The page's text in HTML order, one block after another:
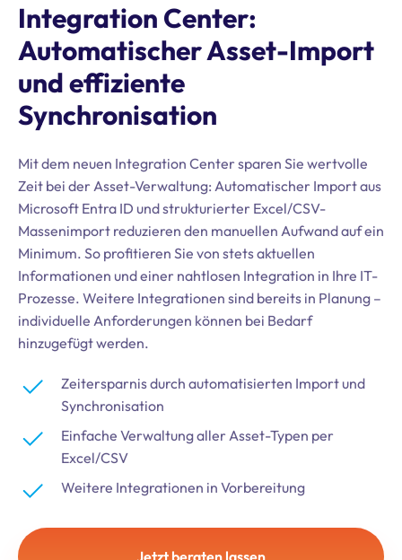
Integration Center:
Automatischer Asset-Import
und effiziente
Synchronisation
Mit dem neuen Integration Center sparen Sie wertvolle
Zeit bei der Asset-Verwaltung: Automatischer Import aus
Microsoft Entra ID und strukturierter Excel/CSV-
Massenimport reduzieren den manuellen Aufwand auf ein
Minimum. So profitieren Sie von stets aktuellen
Informationen und einer nahtlosen Integration in Ihre IT-
Prozesse. Weitere Integrationen sind bereits in Planung –
individuelle Anforderungen können bei Bedarf
hinzugefügt werden.
Zeitersparnis durch automatisierten Import und
Synchronisation
Einfache Verwaltung aller Asset-Typen per
Excel/CSV
Weitere Integrationen in Vorbereitung